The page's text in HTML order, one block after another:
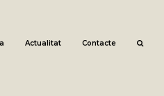
Actualitat Contacte